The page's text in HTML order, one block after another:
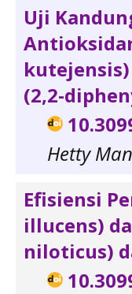
Uji
kutejensis)
(2,2-
Hetty
Efisiensi
illucens)
niloticus)